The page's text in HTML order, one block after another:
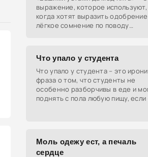
выражение, которое используют,
когда хотят выразить
лёгкое сомнение по поводу
Что упало у студента
Что упало у студента – это
фраза о том, что студенты не
особенно разборчивы в еде и
поднять с пола любую пищу, если
Моль одежу ест, а печаль
сердце